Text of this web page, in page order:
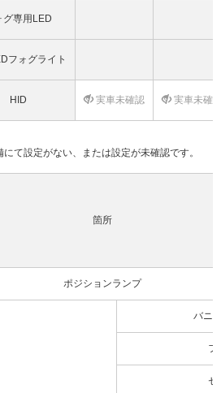
グ専用LED
フォグライト
HID 実車未確認 実車未確
て設定がない、または設定が未確認です。
箇所
ポジションランプ
バニ
フ
セ